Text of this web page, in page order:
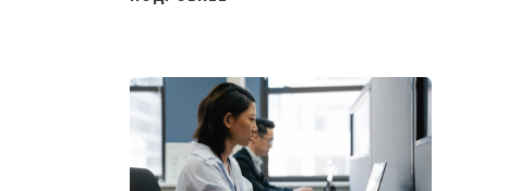
НОВЫЕ
ПРЕДМЕТЫ
ПО
ИСКУССТВЕННОМУ